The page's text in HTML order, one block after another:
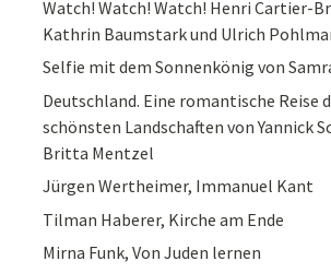
Watch! Watch! Watch! Henri Cartier-
Kathrin Baumstark und Ulrich
Selfie mit dem Sonnenkönig von
Deutschland. Eine romantische Reise
schönsten Landschaften von Yannick
Britta Mentzel
Jürgen Wertheimer, Immanuel Kant
Tilman Haberer, Kirche am Ende
Mirna Funk, Von Juden lernen